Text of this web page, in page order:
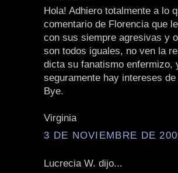
Hola! Adhiero totalmente a lo
comentario de Florencia que
con sus siempre agresivas y
son todos iguales, no ven la
dicta su fanatismo enfermizo,
seguramente hay intereses
Bye.
Virginia
3 DE NOVIEMBRE DE
Lucrecia W. dijo...